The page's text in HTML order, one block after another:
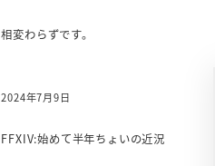
相変わらずです。
2024年7月9日
FFXIV:始めて半年ちょいの近況